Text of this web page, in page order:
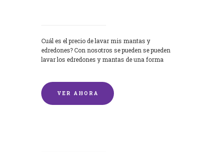
Cuál es el precio de lavar mis mantas y
edredones? Con nosotros se pueden se pueden
lavar los edredones y mantas de una forma
VER AHORA